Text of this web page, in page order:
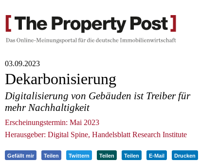
03.09.2023
Dekarbonisierung
Digitalisierung von Gebäuden ist Treiber für
mehr Nachhaltigkeit
Erscheinungstermin: Mai 2023
Herausgeber: Digital Spine, Handelsblatt Research Institute
Gefällt mir Teilen Twittern Teilen Teilen E-Mail Drucken